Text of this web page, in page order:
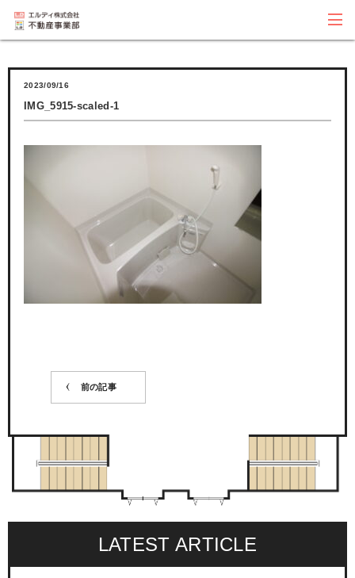
2023/09/16
IMG_5915-scaled-1
前の記事
LATEST ARTICLE